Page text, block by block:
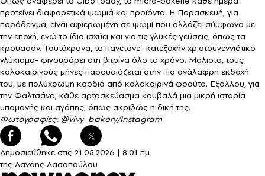
προτείνει διαφορετικά ψωμιά και προϊόντα. Η Παρασκευή, για
παράδειγμα, είναι αφιερωμένη σε ψωμί που αλλάζει σύμφωνα με
την εποχή, ενώ το ίδιο ισχύει και για τις γλυκές γεύσεις, όπως τα
κρουασάν. Ταυτόχρονα, το πανετόνε -κατεξοχήν χριστουγεννιάτικο
γλύκισμα- φιγουράρει στη βιτρίνα όλο το χρόνο. Μάλιστα, τους
καλοκαιρινούς μήνες παρουσιάζεται στην πιο ανάλαφρη εκδοχή
του, με πολύχρωμη καρδιά από καλοκαιρινά φρούτα. Εξάλλου, για
την Φαλτσάνο, κάθε αρτοσκεύασμα κουβαλά μια μικρή ιστορία
υπομονής και αγάπης, όπως ακριβώς η δική της.
Φωτογραφίες: @vivy_bakery/Instagram
Δημοσιεύθηκε στις 21.05.2026 | 8:01 πμ
της Δανάης Δασοπούλου